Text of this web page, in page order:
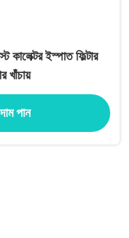
কালেক্টর ইস্পাত ফিল্টার
খাঁচায়
পান